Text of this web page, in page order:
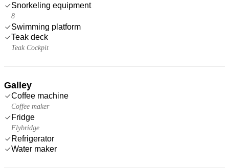
Snorkeling equipment
8
Swimming platform
Teak deck
Teak Cockpit
Galley
Coffee machine
Coffee maker
Fridge
Flybridge
Refrigerator
Water maker